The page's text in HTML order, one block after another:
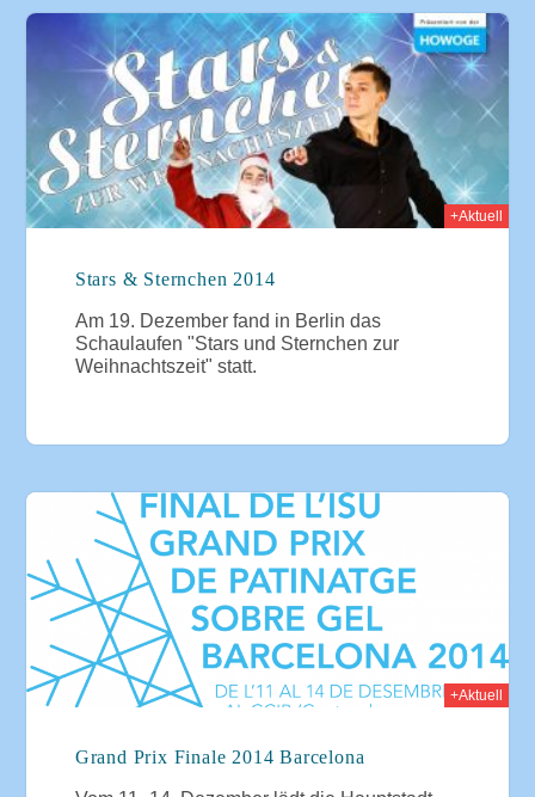
+Aktuell
Stars & Sternchen 2014
Am 19. Dezember fand in Berlin das
Schaulaufen "Stars und Sternchen zur
Weihnachtszeit" statt.
+Aktuell
Grand Prix Finale 2014 Barcelona